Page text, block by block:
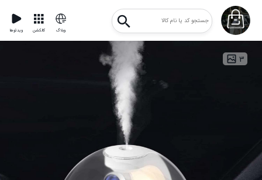
ویدئوها کالکشن وبلاگ
۳